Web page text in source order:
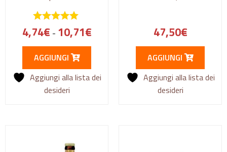
4,74€ - 10,71€
AGGIUNGI
Aggiungi alla lista dei
desideri
47,50€
AGGIUNGI
Aggiungi alla lista dei
desideri